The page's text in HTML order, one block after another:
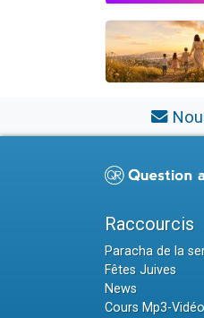
Raccourcis
Paracha de la
Fêtes Juives
News
Cours Mp3-Vidéo